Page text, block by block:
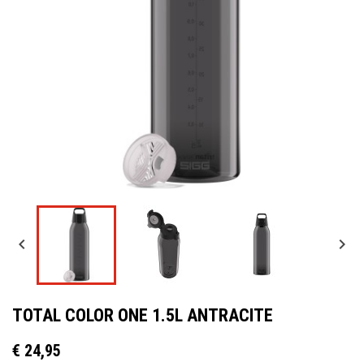
 
TOTAL COLOR ONE 1.5L ANTRACITE
€ 24,95